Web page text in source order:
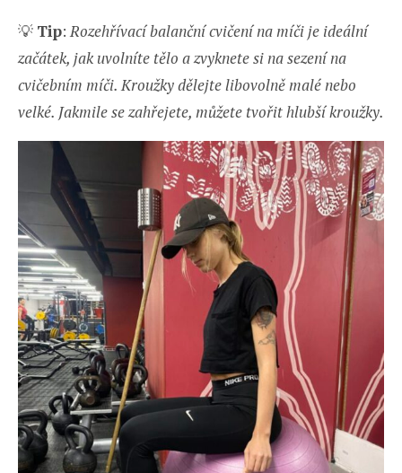
💡 Tip:Rozehřívací balanční cvičení na míči je ideální
začátek, jak uvolníte tělo a zvyknete si na sezení na
cvičebním míči. Kroužky dělejte libovolně malé nebo
velké. Jakmile se zahřejete, můžete tvořit hlubší kroužky.